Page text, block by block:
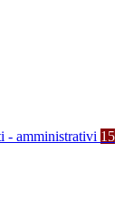
- amministrativi 15